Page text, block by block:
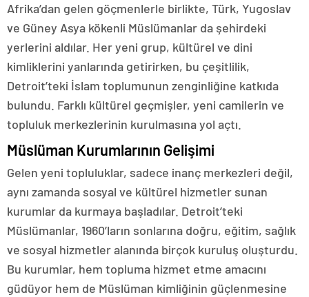
Afrika’dan gelen göçmenlerle birlikte, Türk, Yugoslav
ve Güney Asya kökenli Müslümanlar da şehirdeki
yerlerini aldılar. Her yeni grup, kültürel ve dini
kimliklerini yanlarında getirirken, bu çeşitlilik,
Detroit’teki İslam toplumunun zenginliğine katkıda
bulundu. Farklı kültürel geçmişler, yeni camilerin ve
topluluk merkezlerinin kurulmasına yol açtı.
Müslüman Kurumlarının Gelişimi
Gelen yeni topluluklar, sadece inanç merkezleri değil,
aynı zamanda sosyal ve kültürel hizmetler sunan
kurumlar da kurmaya başladılar. Detroit’teki
Müslümanlar, 1960’ların sonlarına doğru, eğitim, sağlık
ve sosyal hizmetler alanında birçok kuruluş oluşturdu.
Bu kurumlar, hem topluma hizmet etme amacını
güdüyor hem de Müslüman kimliğinin güçlenmesine